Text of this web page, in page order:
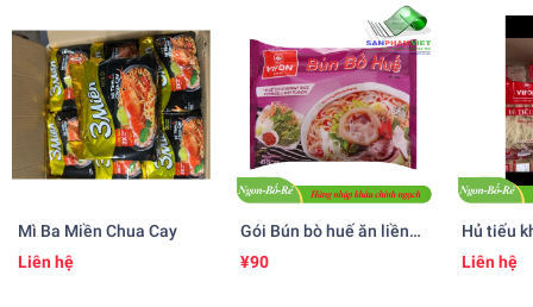
Mì Ba Miền Chua Cay
Liên hệ
Gói Bún bò huế ăn liền
vifon
¥90
Hủ tiếu
Liên hệ